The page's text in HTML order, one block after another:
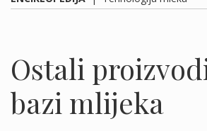
Ostali
bazi mlijeka